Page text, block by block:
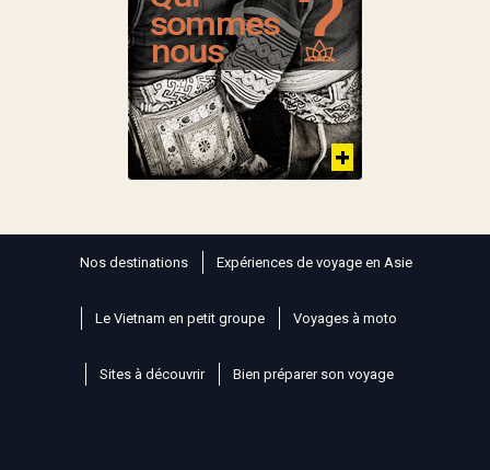
Nos destinations Expériences de voyage en Asie
Le Vietnam en petit groupe Voyages à moto
Sites à découvrir Bien préparer son voyage